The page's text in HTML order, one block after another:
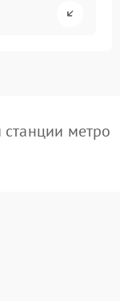
метро